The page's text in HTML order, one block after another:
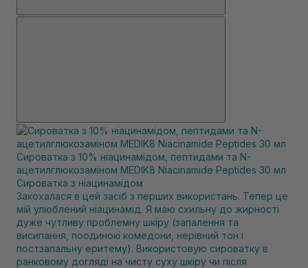
Сироватка з 10% ніацинамідом, пептидами та N-
ацетилглюкозаміном MEDIK8 Niacinamide Peptides 30 мл
Сироватка з ніацинамідом
Закохалася в цей засіб з перших використань. Тепер це
мій улюблений ніацинамід. Я маю схильну до жирності
дуже чутливу проблемну шкіру (запалення та
висипання, поодинокі комедони, нерівний тон і
постзапальну еритему). Використовую сироватку в
ранковому догляді на чисту суху шкіру чи після